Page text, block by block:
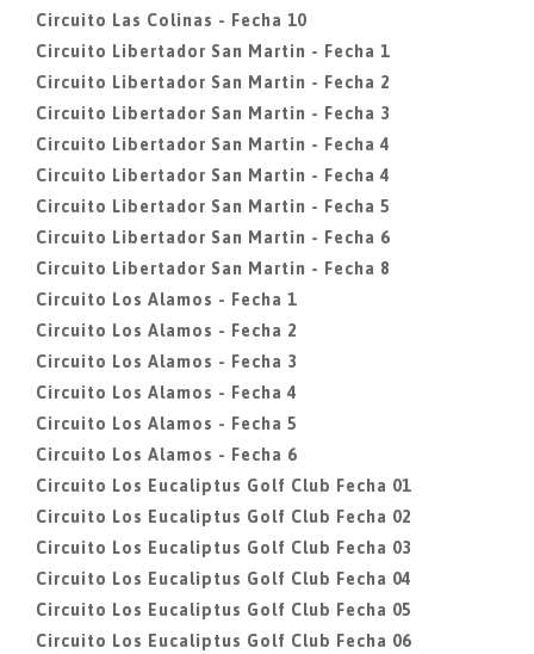
Circuito Las Colinas - Fecha 10
Circuito Libertador San Martin - Fecha 1
Circuito Libertador San Martin - Fecha 2
Circuito Libertador San Martin - Fecha 3
Circuito Libertador San Martin - Fecha 4
Circuito Libertador San Martin - Fecha 4
Circuito Libertador San Martin - Fecha 5
Circuito Libertador San Martin - Fecha 6
Circuito Libertador San Martin - Fecha 8
Circuito Los Alamos - Fecha 1
Circuito Los Alamos - Fecha 2
Circuito Los Alamos - Fecha 3
Circuito Los Alamos - Fecha 4
Circuito Los Alamos - Fecha 5
Circuito Los Alamos - Fecha 6
Circuito Los Eucaliptus Golf Club Fecha 01
Circuito Los Eucaliptus Golf Club Fecha 02
Circuito Los Eucaliptus Golf Club Fecha 03
Circuito Los Eucaliptus Golf Club Fecha 04
Circuito Los Eucaliptus Golf Club Fecha 05
Circuito Los Eucaliptus Golf Club Fecha 06